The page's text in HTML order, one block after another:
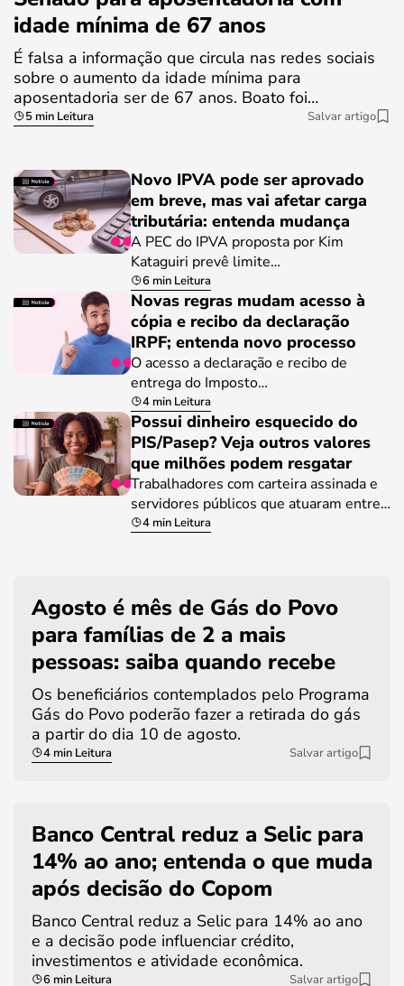
idade mínima de 67 anos
É falsa a informação que circula nas redes sociais
sobre o aumento da idade mínima para
aposentadoria ser de 67 anos. Boato foi…
5 min Leitura Salvar artigo
Novo IPVA pode ser aprovado
em breve, mas vai afetar carga
tributária: entenda mudança
A PEC do IPVA proposta por Kim
Kataguiri prevê limite…
6 min Leitura
Novas regras mudam acesso à
cópia e recibo da declaração
IRPF; entenda novo processo
O acesso a declaração e recibo de
entrega do Imposto…
4 min Leitura
Possui dinheiro esquecido do
PIS/Pasep? Veja outros valores
que milhões podem resgatar
Trabalhadores com carteira assinada e
servidores públicos que atuaram entre…
4 min Leitura
Agosto é mês de Gás do Povo
para famílias de 2 a mais
pessoas: saiba quando recebe
Os beneficiários contemplados pelo Programa
Gás do Povo poderão fazer a retirada do gás
a partir do dia 10 de agosto.
4 min Leitura Salvar artigo
Banco Central reduz a Selic para
14% ao ano; entenda o que muda
após decisão do Copom
Banco Central reduz a Selic para 14% ao ano
e a decisão pode influenciar crédito,
investimentos e atividade econômica.
6 min Leitura Salvar artigo